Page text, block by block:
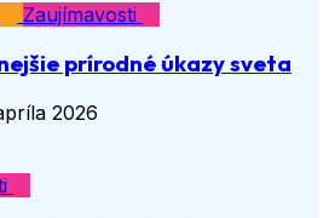
Zaujímavosti
prírodné úkazy sveta
2026